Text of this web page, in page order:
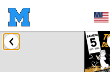
Januar 2024